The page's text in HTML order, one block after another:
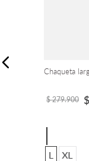
Chaqueta
$ 279.900 $
L XL